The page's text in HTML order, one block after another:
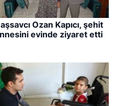
Ozan Kapıcı, şehit
evinde ziyaret etti